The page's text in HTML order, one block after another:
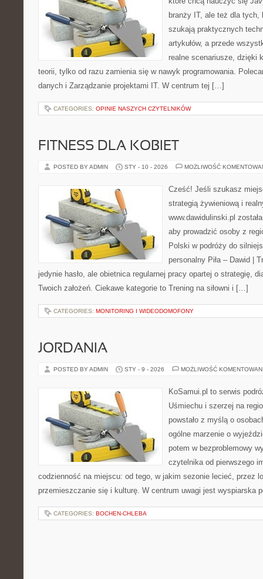
branży IT, ale też dla tych,
szukają praktycznych
artykułów, a przede
realne scenariusze, dzięki
teorii, tylko od razu zamienia się w nawyk programowania.
danych i Zarządzanie projektami IT. W centrum tej […]
CATEGORIES: OPINIE NASZYCH CZYTELNIKÓW
FITNESS DLA KOBIET
POSTED BY ADMIN STY - 10 - 2026 MOŻLIWOŚĆ
Cześć! Jeśli szukasz
strategią żywieniową i
www.dawidulinski.pl
aby prowadzić osoby z
Polski w podróży do
personalny Piła – Dawid |
jedynie hasło, ale obietnica regularnej pracy opartej o strategię,
Twoich założeń. Ciekawe kategorie to Trening na siłowni i […]
CATEGORIES: MONITORING I WIDEODOMOFONY
JORDANIA
POSTED BY ADMIN STY - 9 - 2026 MOŻLIWOŚĆ
KoSamui.pl to serwis
Uśmiechu i szerzej na
powstało z myślą o
ogólne marzenie o
potem w bezproblemowy
czytelnika od pierwszego
codzienność na miejscu: od tego, w jakim sezonie lecieć, przez
przemieszczanie się i kulturę. W centrum uwagi jest wyspiarska
CATEGORIES: BOCHEN-CHLEBA